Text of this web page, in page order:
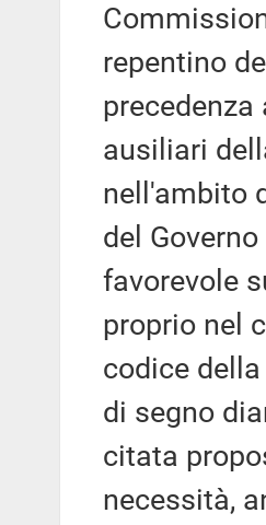
repentino
ausiliari
nell'ambito
del
favorevole
proprio nel
codice
di segno
citata
necessità,